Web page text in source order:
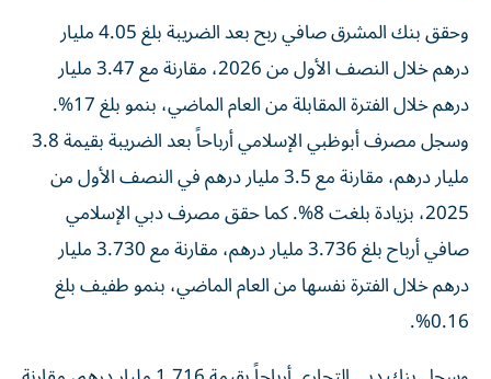
وحقق بنك المشرق صافي ربح بعد الضريبة بلغ 4.05 مليار
درهم خلال النصف الأول من 2026، مقارنة مع 3.47 مليار
درهم خلال الفترة المقابلة من العام الماضي، بنمو بلغ 17%.
وسجل مصرف أبوظبي الإسلامي أرباحاً بعد الضريبة بقيمة 3.8
مليار درهم، مقارنة مع 3.5 مليار درهم في النصف الأول من
2025، بزيادة بلغت 8%. كما حقق مصرف دبي الإسلامي
صافي أرباح بلغ 3.736 مليار درهم، مقارنة مع 3.730 مليار
درهم خلال الفترة نفسها من العام الماضي، بنمو طفيف بلغ
0.16%.